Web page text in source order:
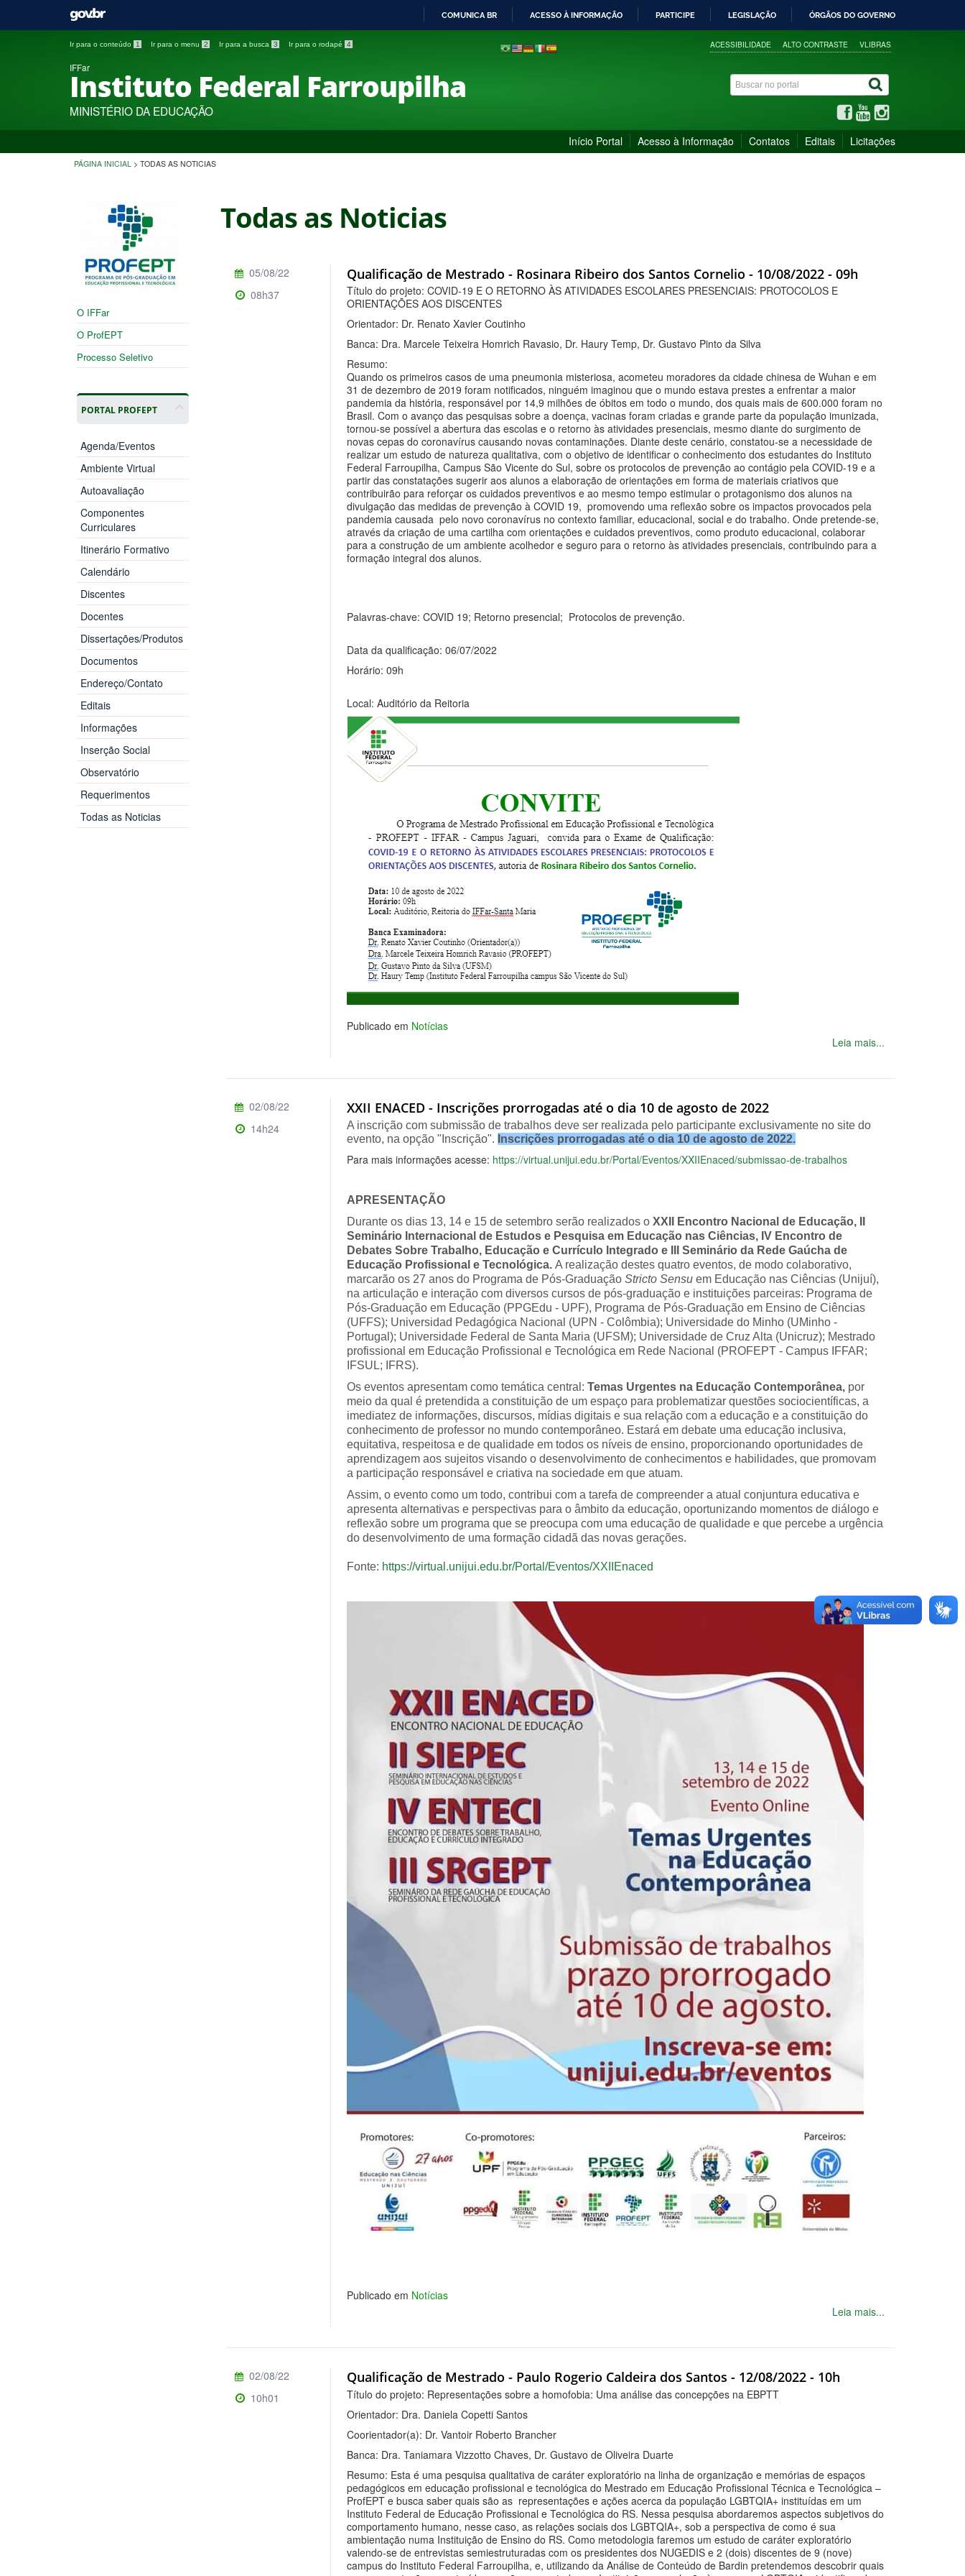
PARA
COMUNICA BR ACESSO À INFORMAÇÃO PARTICIPE LEGISLAÇÃO ÓRGÃOS DO GOVERNO
Ir para o conteúdo 1 Ir para o menu 2 Ir para a busca 3 Ir para o rodapé 4 ACESSIBILIDADE ALTO CONTRASTE VLIBRAS
IFFar
Instituto Federal Farroupilha
MINISTÉRIO DA EDUCAÇÃO
Início Portal Acesso à Informação Contatos Editais Licitações
PÁGINA INICIAL > TODAS AS NOTICIAS
O IFFar
O ProfEPT
Processo Seletivo
PORTAL PROFEPT
Agenda/Eventos
Ambiente Virtual
Autoavaliação
Componentes
Curriculares
Itinerário Formativo
Calendário
Discentes
Docentes
Dissertações/Produtos
Documentos
Endereço/Contato
Editais
Informações
Inserção Social
Observatório
Requerimentos
Todas as Noticias
Todas as Noticias
Qualificação de Mestrado - Rosinara Ribeiro dos Santos Cornelio - 10/08/2022 - 09h
Título do projeto: COVID-19 E O RETORNO ÀS ATIVIDADES ESCOLARES PRESENCIAIS: PROTOCOLOS E
ORIENTAÇÕES AOS DISCENTES
Orientador: Dr. Renato Xavier Coutinho
Banca: Dra. Marcele Teixeira Homrich Ravasio, Dr. Haury Temp, Dr. Gustavo Pinto da Silva
Resumo:
Quando os primeiros casos de uma pneumonia misteriosa, acometeu moradores da cidade chinesa de Wuhan e em
31 de dezembro de 2019 foram notificados, ninguém imaginou que o mundo estava prestes a enfrentar a maior
pandemia da história, responsável por 14,9 milhões de óbitos em todo o mundo, dos quais mais de 600.000 foram no
Brasil. Com o avanço das pesquisas sobre a doença, vacinas foram criadas e grande parte da população imunizada,
tornou-se possível a abertura das escolas e o retorno às atividades presenciais, mesmo diante do surgimento de
novas cepas do coronavírus causando novas contaminações. Diante deste cenário, constatou-se a necessidade de
realizar um estudo de natureza qualitativa, com o objetivo de identificar o conhecimento dos estudantes do Instituto
Federal Farroupilha, Campus São Vicente do Sul, sobre os protocolos de prevenção ao contágio pela COVID-19 e a
partir das constatações sugerir aos alunos a elaboração de orientações em forma de materiais criativos que
contribuirão para reforçar os cuidados preventivos e ao mesmo tempo estimular o protagonismo dos alunos na
divulgação das medidas de prevenção à COVID 19, promovendo uma reflexão sobre os impactos provocados pela
pandemia causada pelo novo coronavírus no contexto familiar, educacional, social e do trabalho. Onde pretende-se,
através da criação de uma cartilha com orientações e cuidados preventivos, como produto educacional, colaborar
para a construção de um ambiente acolhedor e seguro para o retorno às atividades presenciais, contribuindo para a
formação integral dos alunos.
Palavras-chave: COVID 19; Retorno presencial; Protocolos de prevenção.
Data da qualificação: 06/07/2022
Horário: 09h
Local: Auditório da Reitoria
Publicado em Notícias
Leia mais...
05/08/22
08h37
XXII ENACED - Inscrições prorrogadas até o dia 10 de agosto de 2022
A inscrição com submissão de trabalhos deve ser realizada pelo participante exclusivamente no site do
evento, na opção "Inscrição". Inscrições prorrogadas até o dia 10 de agosto de 2022.
Para mais informações acesse: https://virtual.unijui.edu.br/Portal/Eventos/XXIIEnaced/submissao-de-trabalhos
APRESENTAÇÃO
Durante os dias 13, 14 e 15 de setembro serão realizados oXXII Encontro Nacional de Educação, II
Seminário Internacional de Estudos e Pesquisa em Educação nas Ciências, IV Encontro de
Debates Sobre Trabalho, Educação e Currículo Integrado e III Seminário da Rede Gaúcha de
Educação Profissional e Tecnológica. A realização destes quatro eventos, de modo colaborativo,
marcarão os 27 anos do Programa de Pós-GraduaçãoStricto Sensu em Educação nas Ciências (Unijuí),
na articulação e interação com diversos cursos de pós-graduação e instituições parceiras: Programa de
Pós-Graduação em Educação (PPGEdu - UPF), Programa de Pós-Graduação em Ensino de Ciências
(UFFS); Universidad Pedagógica Nacional (UPN - Colômbia); Universidade do Minho (UMinho -
Portugal); Universidade Federal de Santa Maria (UFSM); Universidade de Cruz Alta (Unicruz); Mestrado
profissional em Educação Profissional e Tecnológica em Rede Nacional (PROFEPT - Campus IFFAR;
IFSUL; IFRS).
Os eventos apresentam como temática central:Temas Urgentes na Educação Contemporânea, por
meio da qual é pretendida a constituição de um espaço para problematizar questões sociocientíficas, a
imediatez de informações, discursos, mídias digitais e sua relação com a educação e a constituição do
conhecimento de professor no mundo contemporâneo. Estará em debate uma educação inclusiva,
equitativa, respeitosa e de qualidade em todos os níveis de ensino, proporcionando oportunidades de
aprendizagem aos sujeitos visando o desenvolvimento de conhecimentos e habilidades, que promovam
a participação responsável e criativa na sociedade em que atuam.
Assim, o evento como um todo, contribui com a tarefa de compreender a atual conjuntura educativa e
apresenta alternativas e perspectivas para o âmbito da educação, oportunizando momentos de diálogo e
reflexão sobre um programa que se preocupa com uma educação de qualidade e que percebe a urgência
do desenvolvimento de uma formação cidadã das novas gerações.
Fonte: https://virtual.unijui.edu.br/Portal/Eventos/XXIIEnaced
Publicado em Notícias
Leia mais...
02/08/22
14h24
Qualificação de Mestrado - Paulo Rogerio Caldeira dos Santos - 12/08/2022 - 10h
Título do projeto: Representações sobre a homofobia: Uma análise das concepções na EBPTT
Orientador: Dra. Daniela Copetti Santos
Coorientador(a): Dr. Vantoir Roberto Brancher
Banca: Dra. Taniamara Vizzotto Chaves, Dr. Gustavo de Oliveira Duarte
Resumo: Esta é uma pesquisa qualitativa de caráter exploratório na linha de organização e memórias de espaços
pedagógicos em educação profissional e tecnológica do Mestrado em Educação Profissional Técnica e Tecnológica –
ProfEPT e busca saber quais são as representações e ações acerca da população LGBTQIA+ instituídas em um
Instituto Federal de Educação Profissional e Tecnológica do RS. Nessa pesquisa abordaremos aspectos subjetivos do
comportamento humano, nesse caso, as relações sociais dos LGBTQIA+, sob a perspectiva de como é sua
ambientação numa Instituição de Ensino do RS. Como metodologia faremos um estudo de caráter exploratório
valendo-se de entrevistas semiestruturadas com os presidentes dos NUGEDIS e 2 (dois) discentes de 9 (nove)
campus do Instituto Federal Farroupilha, e, utilizando da Análise de Conteúdo de Bardin pretendemos descobrir quais
02/08/22
10h01